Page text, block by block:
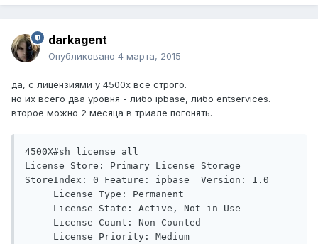
darkagent
Опубликовано 4 марта, 2015
да, с лицензиями у 4500x все строго.
но их всего два уровня - либо ipbase, либо entservices.
второе можно 2 месяца в триале погонять.
4500X#sh license all
License Store: Primary License Storage
StoreIndex: 0 Feature: ipbase  Version: 1.0